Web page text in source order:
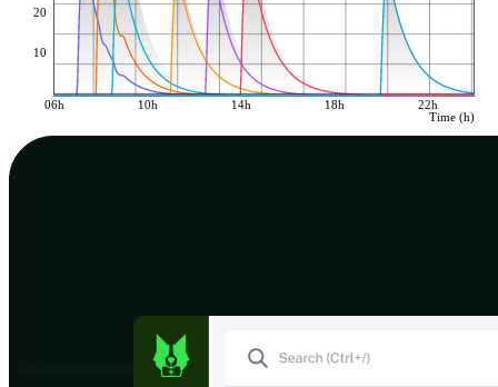
Time (h)
20
10
06h 10h 14h 18h 22h